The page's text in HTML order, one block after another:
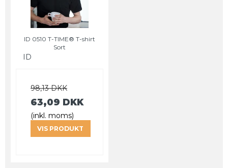
ID 0510 T-TIME® T-shirt
Sort
ID
98,13 DKK
63,09 DKK
(inkl. moms)
VIS PRODUKT